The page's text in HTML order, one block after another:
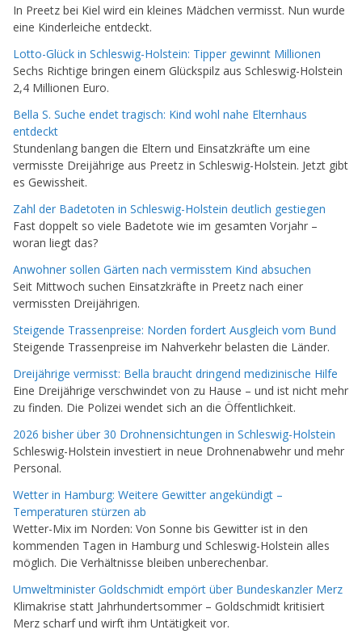
In Preetz bei Kiel wird ein kleines Mädchen vermisst. Nun wurde
eine Kinderleiche entdeckt.
Lotto-Glück in Schleswig-Holstein: Tipper gewinnt Millionen
Sechs Richtige bringen einem Glückspilz aus Schleswig-Holstein
2,4 Millionen Euro.
Bella S. Suche endet tragisch: Kind wohl nahe Elternhaus
entdeckt
Stundenlang bangen die Eltern und Einsatzkräfte um eine
vermisste Dreijährige aus Preetz in Schleswig-Holstein. Jetzt gibt
es Gewissheit.
Zahl der Badetoten in Schleswig-Holstein deutlich gestiegen
Fast doppelt so viele Badetote wie im gesamten Vorjahr –
woran liegt das?
Anwohner sollen Gärten nach vermisstem Kind absuchen
Seit Mittwoch suchen Einsatzkräfte in Preetz nach einer
vermissten Dreijährigen.
Steigende Trassenpreise: Norden fordert Ausgleich vom Bund
Steigende Trassenpreise im Nahverkehr belasten die Länder.
Dreijährige vermisst: Bella braucht dringend medizinische Hilfe
Eine Dreijährige verschwindet von zu Hause – und ist nicht mehr
zu finden. Die Polizei wendet sich an die Öffentlichkeit.
2026 bisher über 30 Drohnensichtungen in Schleswig-Holstein
Schleswig-Holstein investiert in neue Drohnenabwehr und mehr
Personal.
Wetter in Hamburg: Weitere Gewitter angekündigt –
Temperaturen stürzen ab
Wetter-Mix im Norden: Von Sonne bis Gewitter ist in den
kommenden Tagen in Hamburg und Schleswig-Holstein alles
möglich. Die Verhältnisse bleiben unberechenbar.
Umweltminister Goldschmidt empört über Bundeskanzler Merz
Klimakrise statt Jahrhundertsommer – Goldschmidt kritisiert
Merz scharf und wirft ihm Untätigkeit vor.